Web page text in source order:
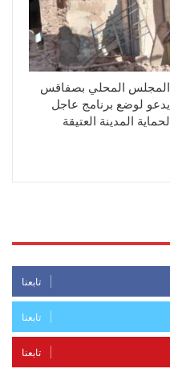
المجلس المحلي بصفاقس
يدعو لوضع برنامج عاجل
لحماية المدينة العتيقة
تابعنا
تابعنا
تابعنا